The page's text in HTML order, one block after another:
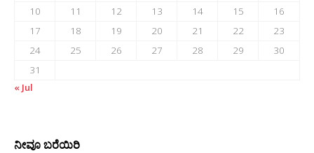
10
11 12 13 14 15
16
17
18 19 20 21 22
23
24
25 26 27 28 29
30
31
« Jul
ನೀವೂ ಬರೆಯಿರಿ